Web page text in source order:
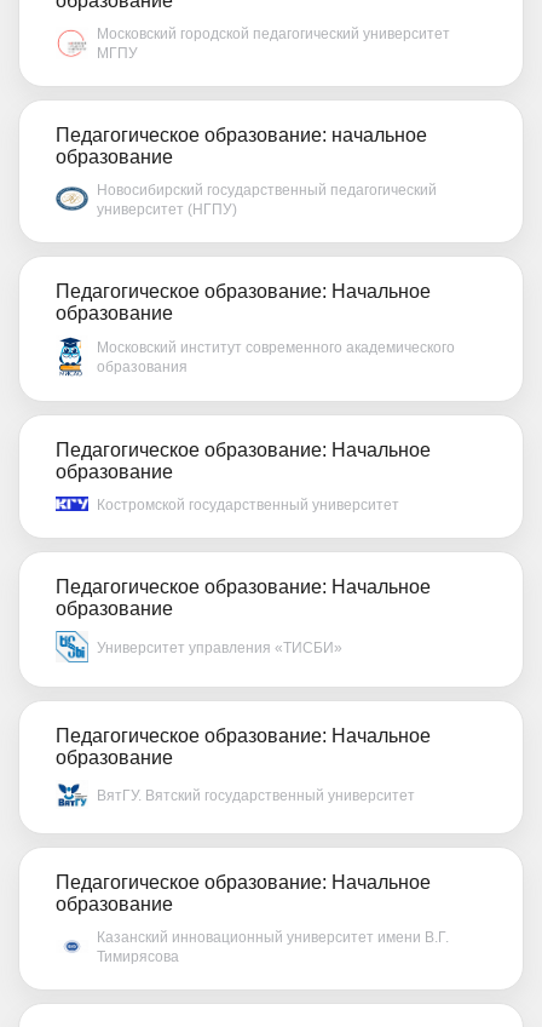
Московский городской педагогический университет
МГПУ
Педагогическое образование: начальное
образование
Новосибирский государственный педагогический
университет (НГПУ)
Педагогическое образование: Начальное
образование
Московский институт современного академического
образования
Педагогическое образование: Начальное
образование
Костромской государственный университет
Педагогическое образование: Начальное
образование
Университет управления «ТИСБИ»
Педагогическое образование: Начальное
образование
ВятГУ. Вятский государственный университет
Педагогическое образование: Начальное
образование
Казанский инновационный университет имени В.Г.
Тимирясова